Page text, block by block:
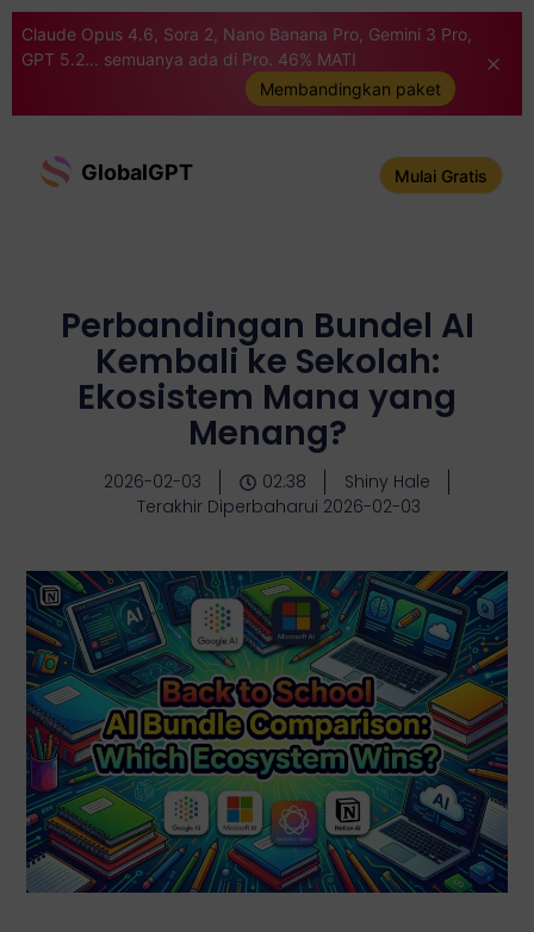
Claude Opus 4.6, Sora 2, Nano Banana Pro, Gemini 3 Pro,
GPT 5.2... semuanya ada di Pro. 46% MATI
Membandingkan paket
GlobalGPT Mulai Gratis
Perbandingan Bundel AI
Kembali ke Sekolah:
Ekosistem Mana yang
Menang?
2026-02-03 02:38
Shiny Hale
Terakhir Diperbaharui 2026-02-03